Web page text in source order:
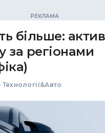
більше:
за регіонами
Технології&Авто